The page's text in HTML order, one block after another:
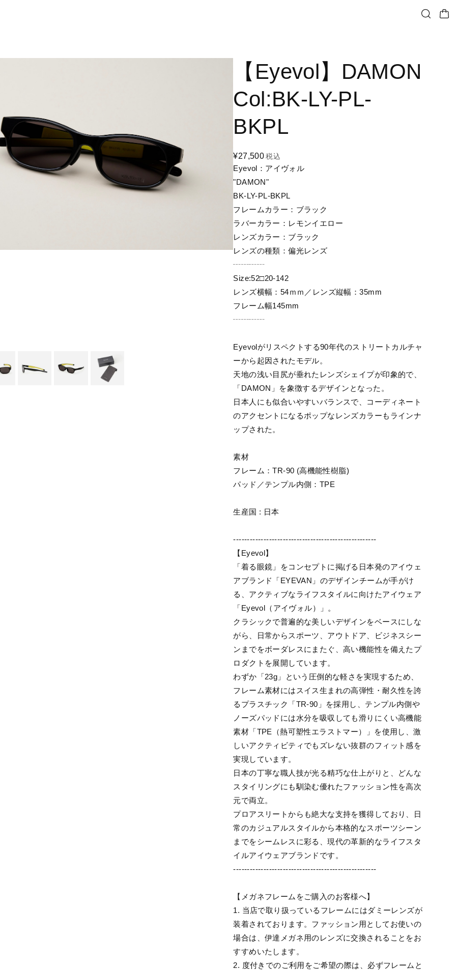
【Eyevol】DAMON
Col:BK-LY-PL-
BKPL
¥27,500 税込
Eyevol：アイヴォル
"DAMON"
BK-LY-PL-BKPL
フレームカラー：ブラック
ラバーカラー：レモンイエロー
レンズカラー：ブラック
レンズの種類：偏光レンズ
┄┄┄┄
Size:52□20-142
レンズ横幅：54ｍｍ／レンズ縦幅：35mm
フレーム幅145mm
┄┄┄┄
Eyevolがリスペクトする90年代のストリートカルチャ
ーから起因されたモデル。
天地の浅い目尻が垂れたレンズシェイプが印象的で、
「DAMON」を象徴するデザインとなった。
日本人にも似合いやすいバランスで、コーディネート
のアクセントになるポップなレンズカラーもラインナ
ップされた。
素材
フレーム：TR-90 (高機能性樹脂)
パッド／テンプル内側：TPE
生産国 : 日本
----------------------------------------------------
【Eyevol】
「着る眼鏡」をコンセプトに掲げる日本発のアイウェ
アブランド「EYEVAN」のデザインチームが手がけ
る、アクティブなライフスタイルに向けたアイウェア
「Eyevol（アイヴォル）」。
クラシックで普遍的な美しいデザインをベースにしな
がら、日常からスポーツ、アウトドア、ビジネスシー
ンまでをボーダレスにまたぐ、高い機能性を備えたプ
ロダクトを展開しています。
わずか「23g」という圧倒的な軽さを実現するため、
フレーム素材にはスイス生まれの高弾性・耐久性を誇
るプラスチック「TR-90」を採用し、テンプル内側や
ノーズパッドには水分を吸収しても滑りにくい高機能
素材「TPE（熱可塑性エラストマー）」を使用し、激
しいアクティビティでもズレない抜群のフィット感を
実現しています。
日本の丁寧な職人技が光る精巧な仕上がりと、どんな
スタイリングにも馴染む優れたファッション性を高次
元で両立。
プロアスリートからも絶大な支持を獲得しており、日
常のカジュアルスタイルから本格的なスポーツシーン
までをシームレスに彩る、現代の革新的なライフスタ
イルアイウェアブランドです。
----------------------------------------------------
【メガネフレームをご購入のお客様へ】
1. 当店で取り扱っているフレームにはダミーレンズが
装着されております。ファッション用としてお使いの
場合は、伊達メガネ用のレンズに交換されることをお
すすめいたします。
2. 度付きでのご利用をご希望の際は、必ずフレームと